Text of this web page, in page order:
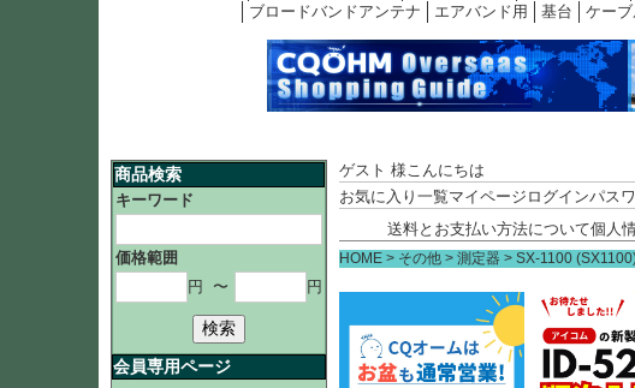
ブロードバンドアンテナ
エアバンド用 基台 ケー
商品検索
キーワード
価格範囲
円
〜 円
検索
会員専用ページ
ゲスト 様こんにちは
お気に入り一覧マイページ ログインパス
送料とお支払い方法について個人
HOME その他 測定器 SX-1100